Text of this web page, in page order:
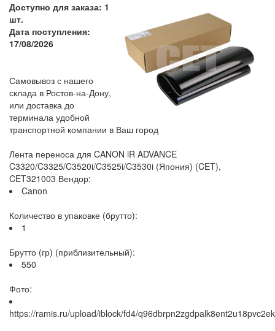
Доступно для заказа: 1
шт.
Дата поступления:
17/08/2026
Самовывоз с нашего
склада в Ростов-на-Дону,
или доставка до
терминала удобной
транспортной компании в Ваш город
Лента переноса для CANON iR ADVANCE
C3320/C3325/C3520i/C3525i/C3530i (Япония) (CET),
CET321003 Вендор:
Canon
Количество в упаковке (брутто):
1
Брутто (гр) (приблизительный):
550
Фото:
https://ramis.ru/upload/iblock/fd4/